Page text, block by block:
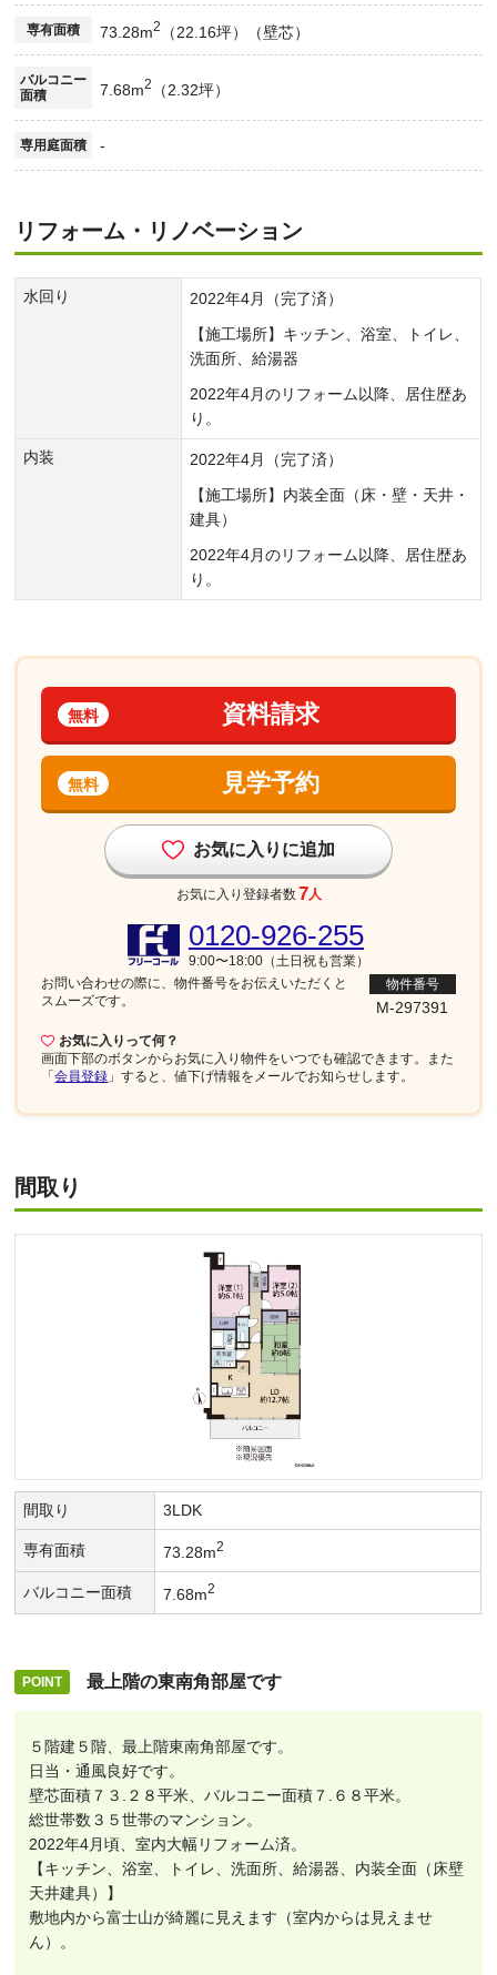
専有面積 73.28m2 （22.16坪）（壁芯）
バルコニー
面積
7.68m2 （2.32坪）
専用庭面積 -
リフォーム・リノベーション
水回り
2022年4月（完了済）
【施工場所】キッチン、浴室、トイレ、
洗面所、給湯器
2022年4月のリフォーム以降、居住歴あ
り。
内装
2022年4月（完了済）
【施工場所】内装全面（床・壁・天井・
建具）
2022年4月のリフォーム以降、居住歴あ
り。
資料請求
無料
見学予約
無料
お気に入りに追加
お気に入り登録者数7人
お気に入りって何？
画面下部のボタンからお気に入り物件をいつでも確認できます。また
「会員登録 」すると、値下げ情報をメールでお知らせします。
0120-926-255
9:00〜18:00（土日祝も営業）
お問い合わせの際に、物件番号をお伝えいただくと
スムーズです。
物件番号
M-297391
間取り
間取り 3LDK
専有面積 73.28m2
バルコニー面積 7.68m2
最上階の東南角部屋です
５階建５階、最上階東南角部屋です。
日当・通風良好です。
壁芯面積７３.２８平米、バルコニー面積７.６８平米。
総世帯数３５世帯のマンション。
2022年4月頃、室内大幅リフォーム済。
【キッチン、浴室、トイレ、洗面所、給湯器、内装全面（床壁
天井建具）】
敷地内から富士山が綺麗に見えます（室内からは見えませ
ん）。